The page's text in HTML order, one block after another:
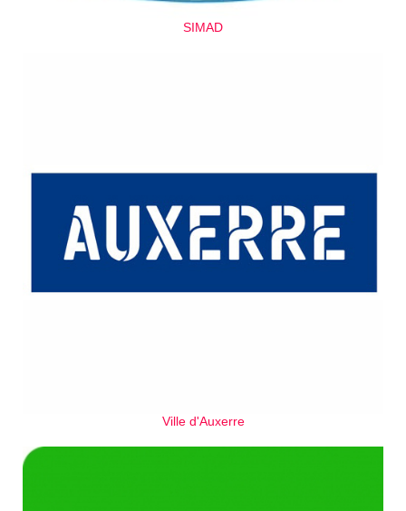
SIMAD
Ville d'Auxerre